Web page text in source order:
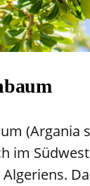
(Argania
im